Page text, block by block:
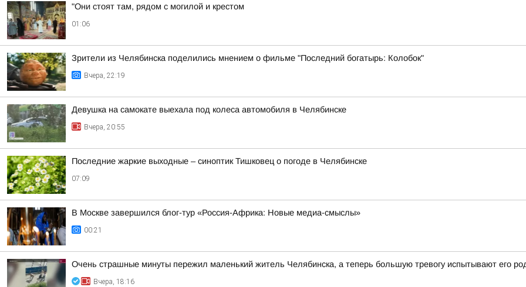
"Они стоят там, рядом с могилой и крестом
01:06
Зрители из Челябинска поделились мнением о фильме "Последний богатырь: Колобок"
Вчера, 22:19
Девушка на самокате выехала под колеса автомобиля в Челябинске
Вчера, 20:55
Последние жаркие выходные – синоптик Тишковец о погоде в Челябинске
07:09
В Москве завершился блог-тур «Россия-Африка: Новые медиа-смыслы»
00:21
Очень страшные минуты пережил маленький житель Челябинска, а теперь большую тревогу испытывают его
Вчера, 18:16